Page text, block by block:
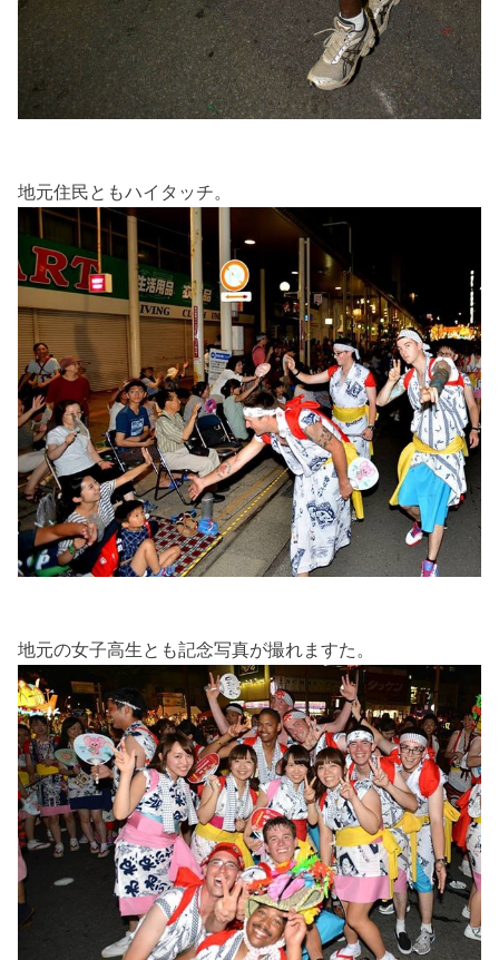
地元住民ともハイタッチ。
地元の女子高生とも記念写真が撮れますた。